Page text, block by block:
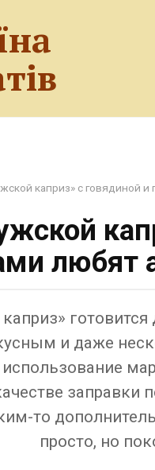
каприз» с говядиной
любят
и даже
использование
заправки
то
просто, но